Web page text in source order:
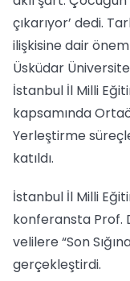
çıkarıyor’ dedi.
ilişkisine dair
Üsküdar
İstanbul İl Milli
kapsamında
Yerleştirme
katıldı.
İstanbul İl Milli
konferansta Prof.
velilere “Son
gerçekleştirdi.